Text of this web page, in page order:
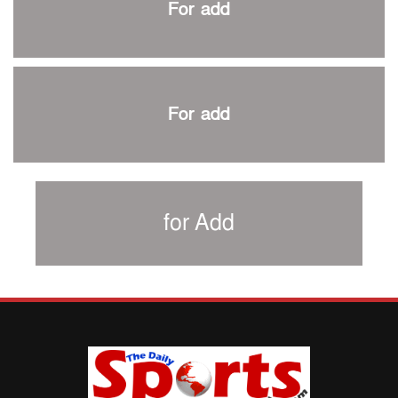
শান্ত-মুমিনুলদের ব্যাটে প্রথম দিন বাংলাদেশের
প্রচার বিমুখ এক ক্রীড়া অন্তপ্রাণ সংগঠক
নতুন সভাপতি পাচ্ছে ক্রিকেটের আইন প্রণয়নকারী সংস্থা এমসিসি
সাফের হ্যাটট্রিক মিশনে থাইল্যান্ডের পথে আফঈদারা
বায়ার্নকে বিদায় করে ফাইনালে পিএসজি
আগামী বছর থেকে শিক্ষাক্ষেত্রে খেলাধুলা বাধ্যতামূলক করা হবে:
পাকিস্তানের বিপক্ষে টেস্টের আগে বাংলাদেশের প্রস্তুতি নিয়ে
আত্মবিশ্বাসী সিমন্স
For add
For add
for Add